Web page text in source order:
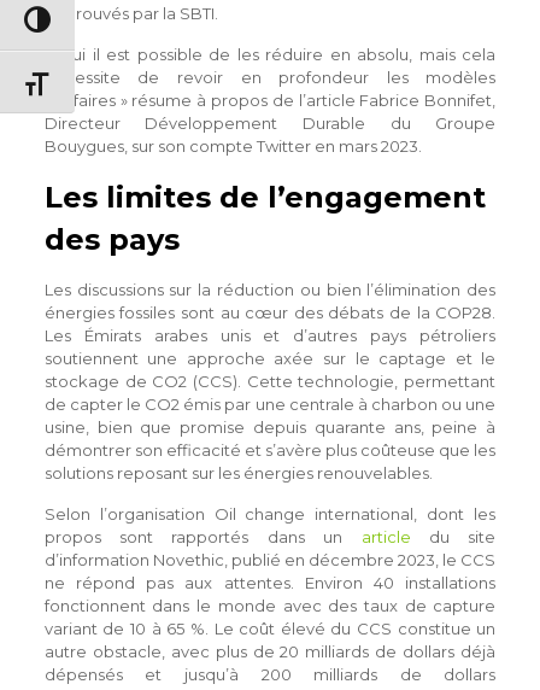
Passer en contraste élevé
Changer la taille de la police
approuvés par la SBTI.
« Oui il est possible de les réduire en absolu, mais cela
nécessite de revoir en profondeur les modèles
d’affaires » résume à propos de l’article Fabrice Bonnifet,
Directeur Développement Durable du Groupe
Bouygues, sur son compte Twitter en mars 2023.
Les limites de l’engagement
des pays
Les discussions sur la réduction ou bien l’élimination des
énergies fossiles sont au cœur des débats de la COP28.
Les Émirats arabes unis et d’autres pays pétroliers
soutiennent une approche axée sur le captage et le
stockage de CO2 (CCS). Cette technologie, permettant
de capter le CO2 émis par une centrale à charbon ou une
usine, bien que promise depuis quarante ans, peine à
démontrer son efficacité et s’avère plus coûteuse que les
solutions reposant sur les énergies renouvelables.
Selon l’organisation Oil change international, dont les
propos sont rapportés dans un article du site
d’information Novethic, publié en décembre 2023, le CCS
ne répond pas aux attentes. Environ 40 installations
fonctionnent dans le monde avec des taux de capture
variant de 10 à 65 %. Le coût élevé du CCS constitue un
autre obstacle, avec plus de 20 milliards de dollars déjà
dépensés et jusqu’à 200 milliards de dollars